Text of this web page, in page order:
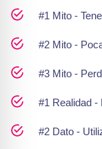
#1 Mito -
#2 Mito -
#3 Mito -
#1 Realidad -
#2 Dato -